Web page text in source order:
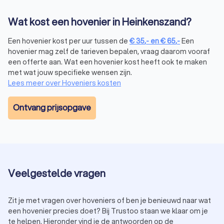
Tuinaanleg:de prijs voor het aanleggen van een tuin ligt
de gekozen materialen en beplanting.
Tuinonderhoud: voor regulier onderhoud betaal je vaak
een uurtarief tussen € 35,- tot € 65,-, afhankelijk van de
ervaring van de hovenier.
Wil je besparen op de kosten? Vraag dan meerdere offertes
aan via Trustoo. Zo vergelijk je eenvoudig prijzen en maak je
de beste keuze.
Bij het kiezen van een hoveniersbedrijf in Heinkenszand is het
belangrijk om rekening te houden met een aantal factoren:
Ervaring:
kies een hovenier met ervaring in het soort
onderhoud of renovatie.
Beoordelingen:lees recensies van andere klanten om
Wat kost een hovenier in Heinkenszand?
Een hovenier kost per uur tussen de €35,- en€65,-Een
hovenier mag zelf de tarieven bepalen, vraag daarom vooraf
een offerte aan. Wat een hovenier kost heeft ook te maken
met wat jouw specifieke wensen zijn.
Lees meer over Hoveniers kosten
Ontvang prijsopgave
Veelgestelde vragen
Zit je met vragen over hoveniers of ben je benieuwd naar wat
een hovenier precies doet? Bij Trustoo staan we klaar om je
te helpen. Hieronder vind je de antwoorden op de